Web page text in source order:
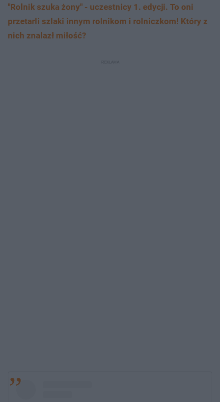
"Rolnik szuka żony" - uczestnicy 1. edycji. To oni
przetarli szlaki innym rolnikom i rolniczkom! Który z
nich znalazł miłość?